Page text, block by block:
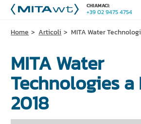
CHIAMACI:
+39 02 9475 4754
PRODOTTI
APPLICAZIONI e SOLUZIONI
SERVIZI e ASSISTENZA
CHI SIAMO
CONTATTACI
Home Articoli MITA Water
MITA Water
Technologies a
2018